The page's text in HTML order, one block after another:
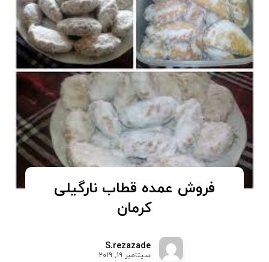
فروش عمده قطاب نارگیلی
کرمان
S.rezazade
سپتامبر ۱۹, ۲۰۱۹